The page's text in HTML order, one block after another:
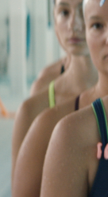
ΣΠΟΥΔΕΣ
ΣΥΝΕΡΓΕΙΕΣ
ΒΙΒΛΙΟΘΗΚΗ